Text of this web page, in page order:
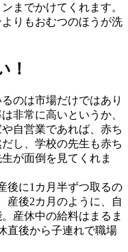
までかけてくれます。
りもおむつのほうが洗
！
のは市場だけではあり
非常に高いというか、
自営業であれば、赤ち
し、学校の先生も赤ち
が面倒を見てくれま
後に1カ月半ずつ取るの
産後2カ月のように、自
産休中の給料はまるま
直後から子連れで職場